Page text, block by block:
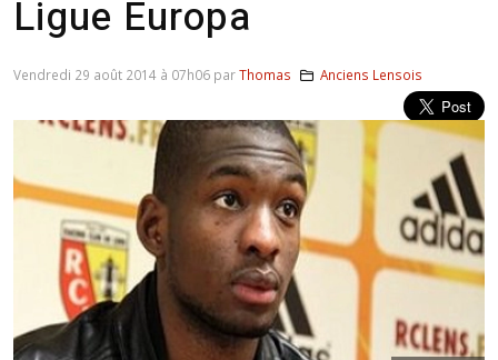
Ligue Europa
Vendredi 29 août 2014 à 07h06 parThomas Anciens Lensois